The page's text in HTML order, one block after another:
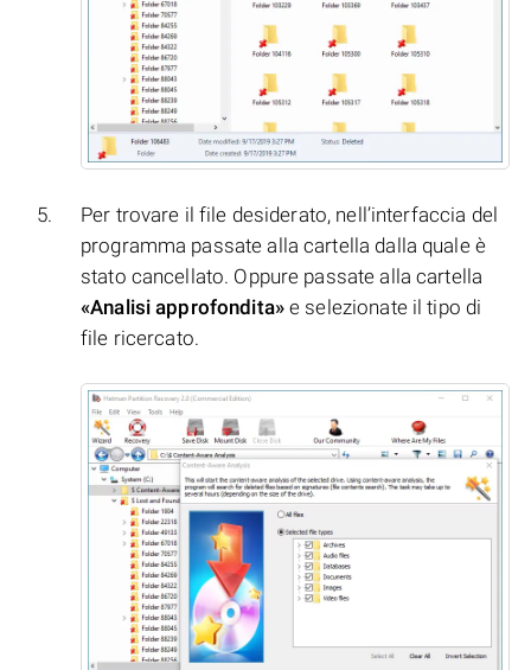
Per trovare il file desiderato, nell’interfaccia del
programma passate alla cartella dalla quale è
stato cancellato. Oppure passate alla cartella
«Analisi approfondita»e selezionate il tipo di
file ricercato.